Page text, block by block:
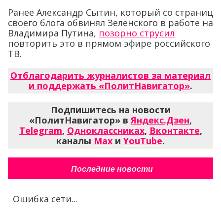
Ранее Александр Сытин, который со страниц
своего блога обвинял Зеленского в работе на
Владимира Путина, позорно струсил
повторить это в прямом эфире российского
ТВ.
Отблагодарить журналистов за материал
и поддержать «ПолитНавигатор».
Подпишитесь на новости
«ПолитНавигатор» вЯндекс.Дзен,
Telegram, Одноклассниках, Вконтакте,
каналы Max и YouTube.
Последние новости
Ошибка сети...